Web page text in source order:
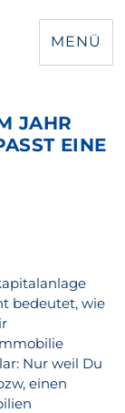
MENÜ
JAHR
EINE
bedeutet, wie
Nur weil Du
einen